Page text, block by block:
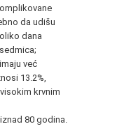
da udišu
dana
već
13.2%,
krvnim
80 godina.